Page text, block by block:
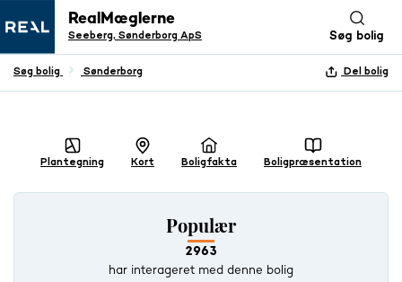
RealMæglerne
Seeberg, Sønderborg ApS Søg bolig
Søg bolig Sønderborg Del bolig
+ 25 BILLEDER
Boligfakta
Plantegning Kort Boligpræsentation
Populær
2963
har interageret med denne bolig